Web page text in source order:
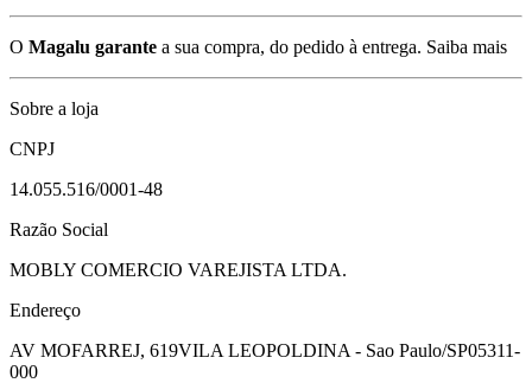
O Magalu garante a sua compra, do pedido à entrega. Saiba mais
Sobre a loja
CNPJ
14.055.516/0001-48
Razão Social
MOBLY COMERCIO VAREJISTA LTDA.
Endereço
AV MOFARREJ, 619VILA LEOPOLDINA - Sao Paulo/SP05311-
000